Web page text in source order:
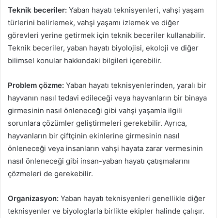
Teknik beceriler: Yaban hayatı teknisyenleri, vahşi yaşam
türlerini belirlemek, vahşi yaşamı izlemek ve diğer
görevleri yerine getirmek için teknik beceriler kullanabilir.
Teknik beceriler, yaban hayatı biyolojisi, ekoloji ve diğer
bilimsel konular hakkındaki bilgileri içerebilir.
Problem çözme: Yaban hayatı teknisyenlerinden, yaralı bir
hayvanın nasıl tedavi edileceği veya hayvanların bir binaya
girmesinin nasıl önleneceği gibi vahşi yaşamla ilgili
sorunlara çözümler geliştirmeleri gerekebilir. Ayrıca,
hayvanların bir çiftçinin ekinlerine girmesinin nasıl
önleneceği veya insanların vahşi hayata zarar vermesinin
nasıl önleneceği gibi insan-yaban hayatı çatışmalarını
çözmeleri de gerekebilir.
Organizasyon: Yaban hayatı teknisyenleri genellikle diğer
teknisyenler ve biyologlarla birlikte ekipler halinde çalışır.